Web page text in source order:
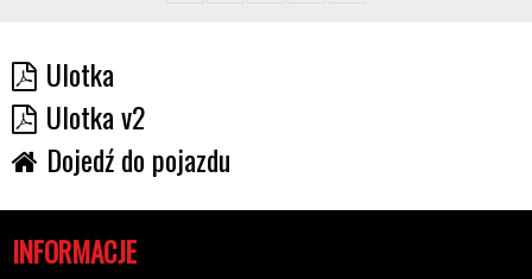
Ulotka
Ulotka v2
Dojedź do pojazdu
INFORMACJE